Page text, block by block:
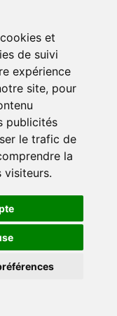
et
de suivi
expérience
site, pour
publicités
le trafic de
la
visiteurs.